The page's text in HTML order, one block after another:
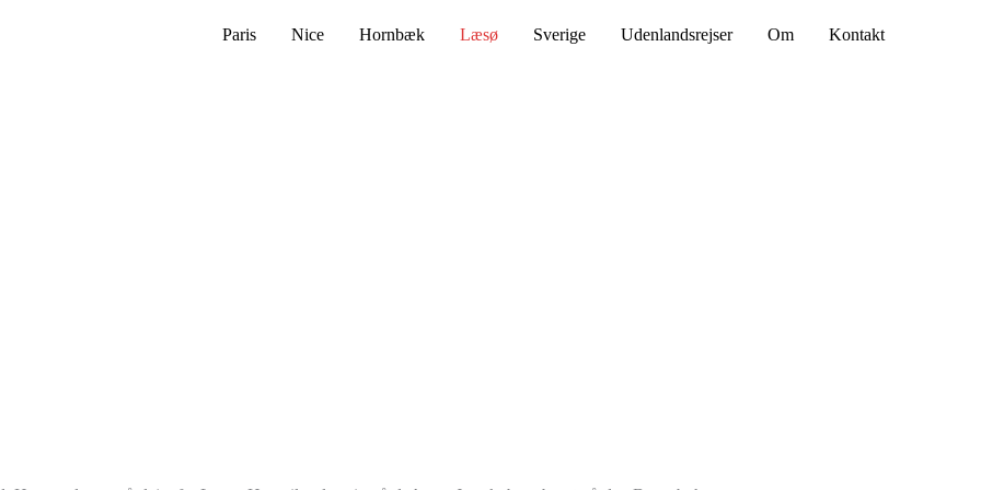
Paris Nice Hornbæk Læsø Sverige Udenlandsrejser Om Kontakt